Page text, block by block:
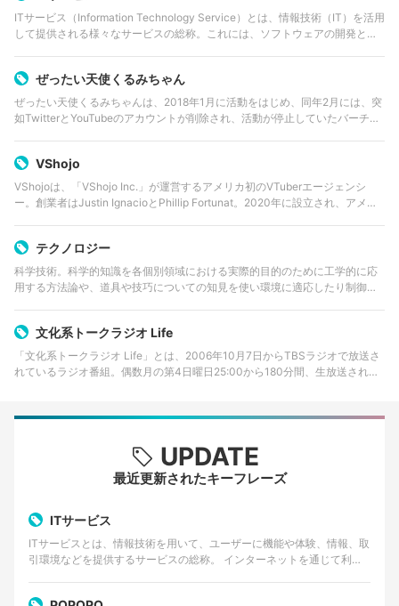
ITサービス（Information Technology Service）とは、情報技術（IT）を活用
して提供される様々なサービスの総称。これには、ソフトウェアの開発と提
ぜったい天使くるみちゃん
ぜったい天使くるみちゃんは、2018年1月に活動をはじめ、同年2月には、突
如TwitterとYouTubeのアカウントが削除され、活動が停止していたバーチャ
VShojo
VShojoは、「VShojo Inc.」が運営するアメリカ初のVTuberエージェンシ
ー。創業者はJustin IgnacioとPhillip Fortunat。2020年に設立され、アメリ
テクノロジー
科学技術。科学的知識を各個別領域における実際的目的のために工学的に応
用する方法論や、道具や技巧についての知見を使い環境に適応したり制御す
文化系トークラジオ Life
「文化系トークラジオ Life」とは、2006年10月7日からTBSラジオで放送さ
れているラジオ番組。偶数月の第4日曜日25:00から180分間、生放送されて
UPDATE
最近更新されたキーフレーズ
ITサービス
ITサービスとは、情報技術を用いて、ユーザーに機能や体験、情報、取
引環境などを提供するサービスの総称。 インターネットを通じて利用